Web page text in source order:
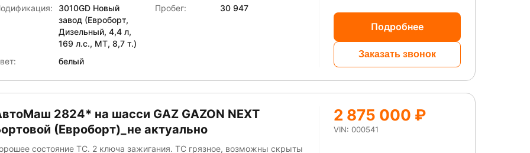
3010GD Новый
завод (Евроборт,
Дизельный, 4,4 л,
169 л.с., МТ, 8,7 т.)
Пробег: 30 947
белый
Подробнее
Заказать звонок
2824* на шасси GAZ GAZON NEXT
(Евроборт)_не актуально
состояние ТС. 2 ключа зажигания. ТС грязное, возможны скрыты
2 875 000 ₽
VIN: 000541